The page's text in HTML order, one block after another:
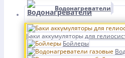
Водонагреватели
Баки аккумуляторы для
Бойлеры